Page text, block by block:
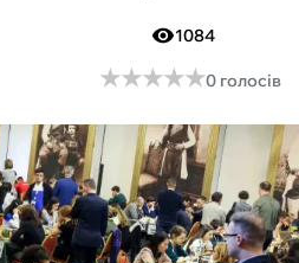
1084
★★★★★
★★★★★0 голосів